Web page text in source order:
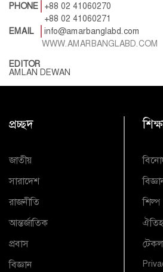
PHONE
+88 02 41060270
+88 02 41060271
EMAIL
info@amarbanglabd.com
WWW.AMARBANGLABD.COM
EDITOR
AMLAN DEWAN
প্রচ্ছদ
জাতীয়
সারাদেশ
রাজনীতি
আন্তর্জাতিক
প্রবাস
বিজ্ঞান